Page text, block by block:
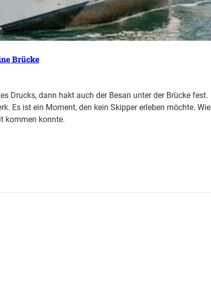
Brücke
Drucks, dann hakt auch der Besan unter der Brücke fest.
Es ist ein Moment, den kein Skipper erleben möchte. Wie
kommen konnte.